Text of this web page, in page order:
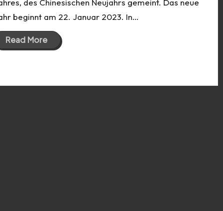
des Chinesischen Neujahrs gemeint. Das neue
beginnt am 22. Januar 2023. In…
Read More